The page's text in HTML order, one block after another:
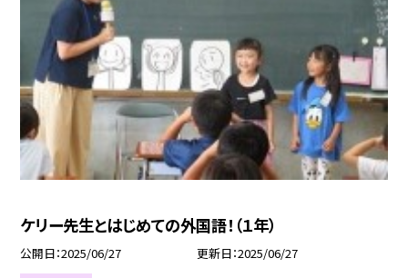
ケリー先生とはじめての外国語！（１年）
公開日 2025/06/27 更新日 2025/06/27